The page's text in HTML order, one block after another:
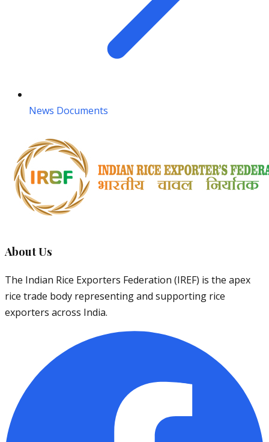
News Documents
About Us
The Indian Rice Exporters Federation (IREF) is the apex
rice trade body representing and supporting rice
exporters across India.